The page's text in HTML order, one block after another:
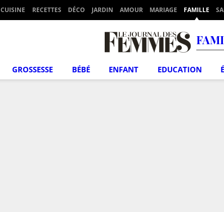
CUISINE RECETTES DÉCO JARDIN AMOUR MARIAGE FAMILLE
GROSSESSE BÉBÉ ENFANT EDUCATION